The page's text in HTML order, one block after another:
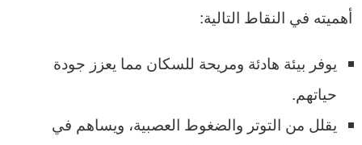
أهميته في النقاط التالية:
يوفر بيئة هادئة ومريحة للسكان مما يعزز جودة
حياتهم.
يقلل من التوتر والضغوط العصبية، ويساهم في